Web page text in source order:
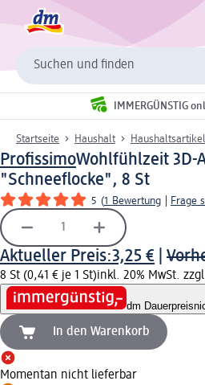
Suchen und finden
IMMERGÜNSTIG
Startseite Haushalt Haushaltsartikel
ProfissimoWohlfühlzeit 3D-
"Schneeflocke", 8 St
5 (1 Bewertung Frage
Aktueller Preis:3,25 €
8 St (0,41 € je 1 St)inkl. 20% MwSt.
dm Dauerpreis
In den Warenkorb
Momentan nicht lieferbar